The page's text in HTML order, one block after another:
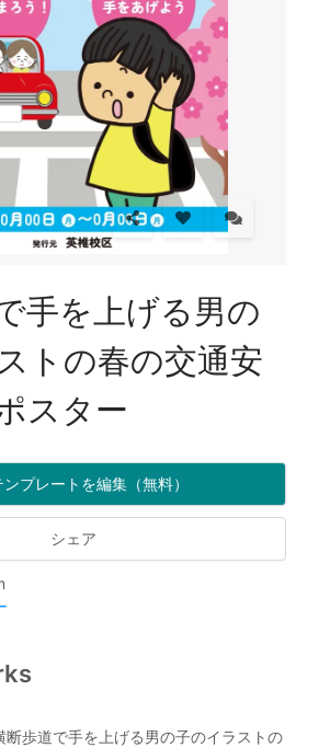
手を上げる男の
トの春の交通安
スター
ンプレートを編集（無料）
シェア
断歩道で手を上げる男の子のイラストの